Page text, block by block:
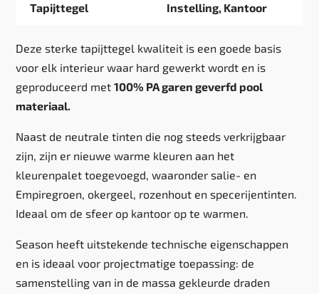
Tapijttegel
Instelling, Kantoor
Deze sterke tapijttegel kwaliteit is een goede basis
voor elk interieur waar hard gewerkt wordt en is
geproduceerd met100% PA garen geverfd pool
materiaal.
Naast de neutrale tinten die nog steeds verkrijgbaar
zijn, zijn er nieuwe warme kleuren aan het
kleurenpalet toegevoegd, waaronder salie- en
Empiregroen, okergeel, rozenhout en specerijentinten.
Ideaal om de sfeer op kantoor op te warmen.
Season heeft uitstekende technische eigenschappen
en is ideaal voor projectmatige toepassing: de
samenstelling van in de massa gekleurde draden